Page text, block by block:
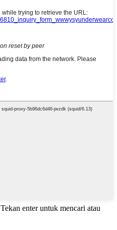
Tekan enter untuk mencari atau